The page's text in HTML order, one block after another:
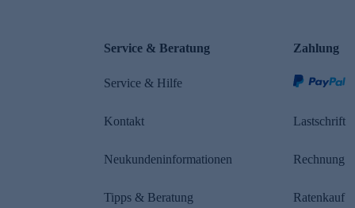
Service & Beratung
Service & Hilfe
Kontakt
Neukundeninformationen
Tipps & Beratung
Zahlung
Lastschrift
Rechnung
Ratenkauf